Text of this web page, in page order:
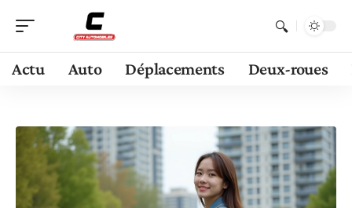
Actu Auto Déplacements Deux-roues